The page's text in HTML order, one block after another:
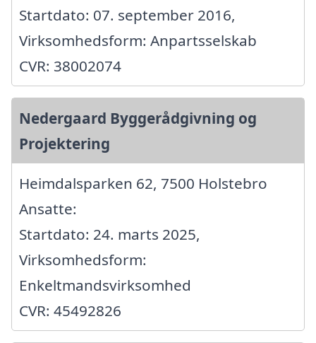
Startdato: 07. september 2016,
Virksomhedsform: Anpartsselskab
CVR: 38002074
Nedergaard Byggerådgivning og
Projektering
Heimdalsparken 62, 7500 Holstebro
Ansatte:
Startdato: 24. marts 2025,
Virksomhedsform:
Enkeltmandsvirksomhed
CVR: 45492826